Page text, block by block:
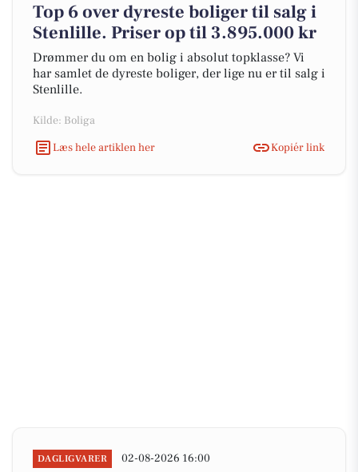
Top 6 over dyreste boliger til salg i
Stenlille. Priser op til 3.895.000 kr
Drømmer du om en bolig i absolut topklasse? Vi
har samlet de dyreste boliger, der lige nu er til salg i
Stenlille.
Kilde: Boliga
Læs hele artiklen her
Kopiér link
DAGLIGVARER 02-08-2026 16:00